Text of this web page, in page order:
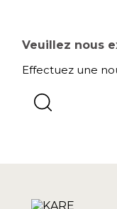
Veuillez nous
Effectuez une